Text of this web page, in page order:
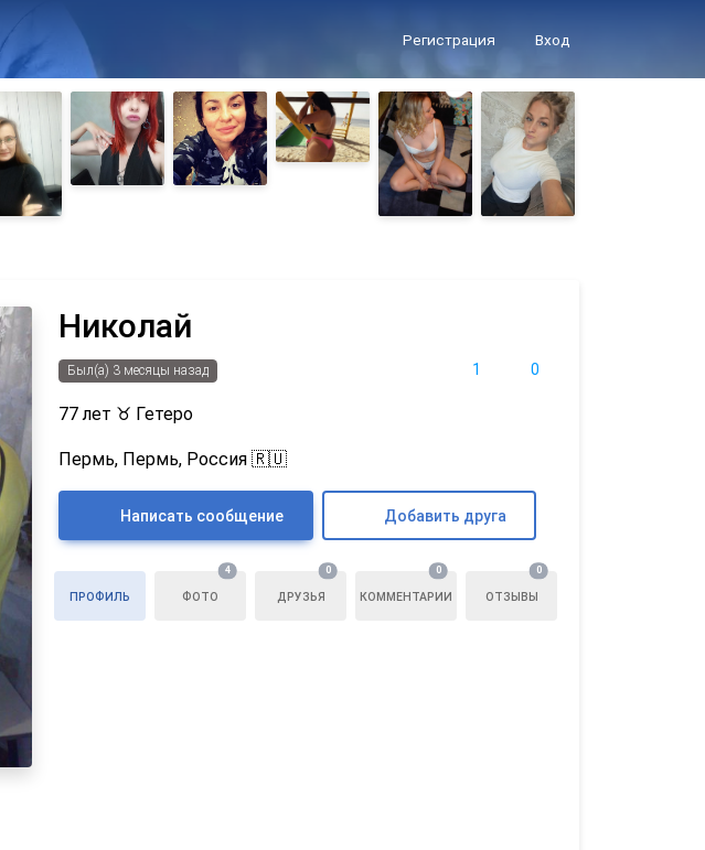
Регистрация Вход
Николай
1 0
Был(а) 3 месяцы назад
77 лет ♉ Гетеро
Пермь, Пермь, Россия 🇷🇺
Написать сообщение Добавить друга
ПРОФИЛЬ ФОТО
4
ДРУЗЬЯ
0
КОММЕНТАРИИ
0
ОТЗЫВЫ
0